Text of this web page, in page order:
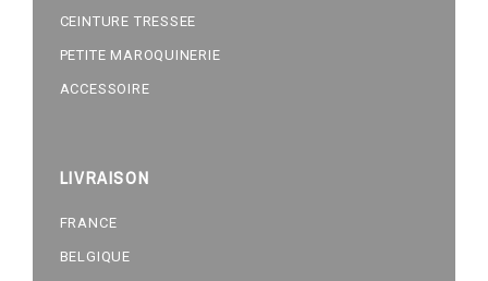
CEINTURE TRESSEE
PETITE MAROQUINERIE
ACCESSOIRE
LIVRAISON
FRANCE
BELGIQUE